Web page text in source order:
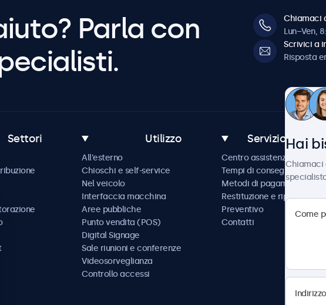
Parla con
Chiamaci
Lun–Ven,
Scrivici a
Risposta
Settori Utilizzo
All'esterno
Chioschi e self-service
Nel veicolo
Interfaccia macchina
Aree pubbliche
Punto vendita (POS)
Digital Signage
Sale riunioni e conferenze
Videosorveglianza
Controllo accessi
Servizio Clienti
Centro assistenza
Tempi di consegna
Metodi di pagamento
Restituzione e riparazione
Preventivo
Contatti
Hai
Chiamaci